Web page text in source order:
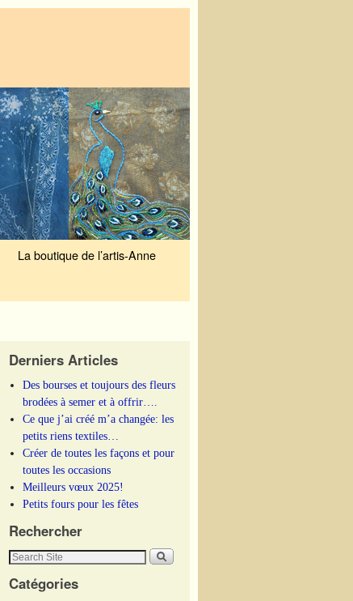
La boutique de l’artis-Anne
Derniers Articles
Des bourses et toujours des fleurs
brodées à semer et à offrir….
Ce que j’ai créé m’a changée: les
petits riens textiles…
Créer de toutes les façons et pour
toutes les occasions
Meilleurs vœux 2025!
Petits fours pour les fêtes
Rechercher
Catégories